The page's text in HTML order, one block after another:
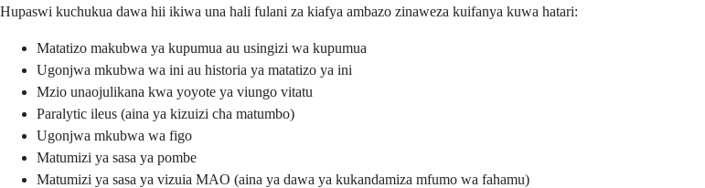
Hupaswi kuchukua dawa hii ikiwa una hali fulani za kiafya ambazo zinaweza kuifanya kuwa hatari:
Matatizo makubwa ya kupumua au usingizi wa kupumua
Ugonjwa mkubwa wa ini au historia ya matatizo ya ini
Mzio unaojulikana kwa yoyote ya viungo vitatu
Paralytic ileus (aina ya kizuizi cha matumbo)
Ugonjwa mkubwa wa figo
Matumizi ya sasa ya pombe
Matumizi ya sasa ya vizuia MAO (aina ya dawa ya kukandamiza mfumo wa fahamu)